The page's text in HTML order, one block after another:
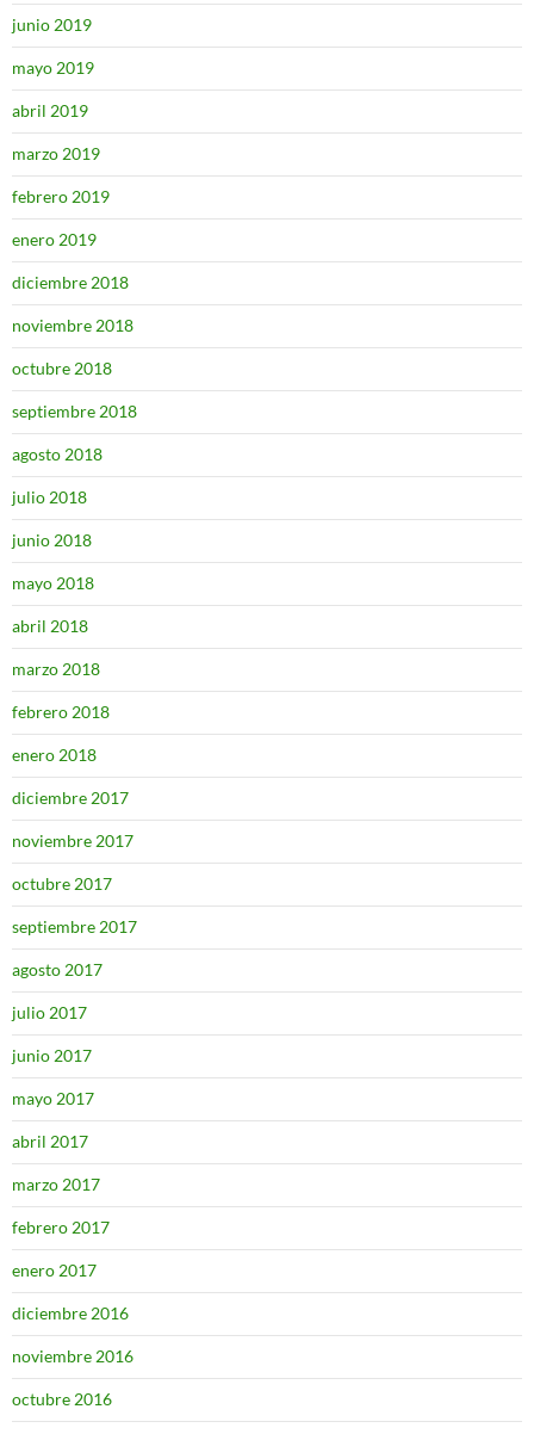
junio 2019
mayo 2019
abril 2019
marzo 2019
febrero 2019
enero 2019
diciembre 2018
noviembre 2018
octubre 2018
septiembre 2018
agosto 2018
julio 2018
junio 2018
mayo 2018
abril 2018
marzo 2018
febrero 2018
enero 2018
diciembre 2017
noviembre 2017
octubre 2017
septiembre 2017
agosto 2017
julio 2017
junio 2017
mayo 2017
abril 2017
marzo 2017
febrero 2017
enero 2017
diciembre 2016
noviembre 2016
octubre 2016